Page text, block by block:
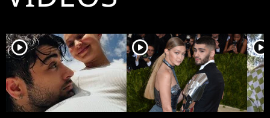
player2 player2 player2